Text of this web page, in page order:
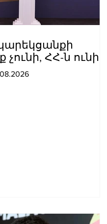
չունի, ՀՀ-ն ունի
և